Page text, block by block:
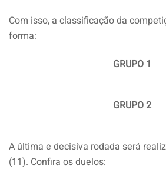
Com isso, a classificação da
forma:
GRUPO 1
GRUPO 2
A última e decisiva rodada será
(11). Confira os duelos: